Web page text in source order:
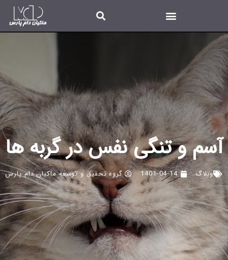
آسم و تنگی نفس در گربه ها
وبلاگ 1401-04-14 گروه تحقیق و توسعه ماکیان دام پارس